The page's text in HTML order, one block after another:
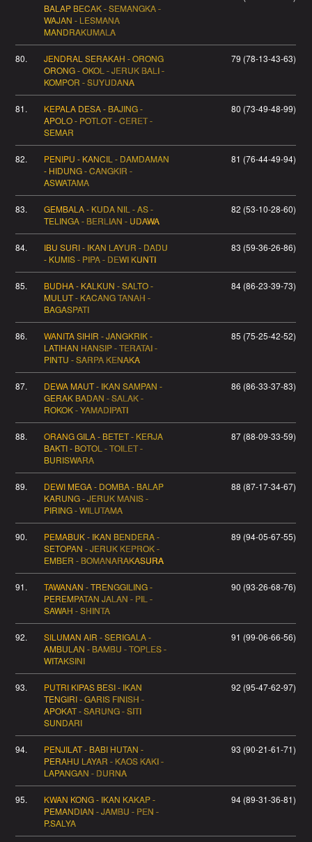
BALAP BECAK - SEMANGKA -
WAJAN - LESMANA
MANDRAKUMALA
80.
JENDRAL SERAKAH - ORONG
ORONG - OKOL - JERUK BALI -
KOMPOR - SUYUDANA
79 (78-13-43-63)
81.
KEPALA DESA - BAJING -
APOLO - POTLOT - CERET -
SEMAR
80 (73-49-48-99)
82.
PENIPU - KANCIL - DAMDAMAN
- HIDUNG - CANGKIR -
ASWATAMA
81 (76-44-49-94)
83.
GEMBALA - KUDA NIL - AS -
TELINGA - BERLIAN - UDAWA
82 (53-10-28-60)
84.
IBU SURI - IKAN LAYUR - DADU
- KUMIS - PIPA - DEWI KUNTI
83 (59-36-26-86)
85.
BUDHA - KALKUN - SALTO -
MULUT - KACANG TANAH -
BAGASPATI
84 (86-23-39-73)
86.
WANITA SIHIR - JANGKRIK -
LATIHAN HANSIP - TERATAI -
PINTU - SARPA KENAKA
85 (75-25-42-52)
87.
DEWA MAUT - IKAN SAMPAN -
GERAK BADAN - SALAK -
ROKOK - YAMADIPATI
86 (86-33-37-83)
88.
ORANG GILA - BETET - KERJA
BAKTI - BOTOL - TOILET -
BURISWARA
87 (88-09-33-59)
89.
DEWI MEGA - DOMBA - BALAP
KARUNG - JERUK MANIS -
PIRING - WILUTAMA
88 (87-17-34-67)
90.
PEMABUK - IKAN BENDERA -
SETOPAN - JERUK KEPROK -
EMBER - BOMANARAKASURA
89 (94-05-67-55)
91.
TAWANAN - TRENGGILING -
PEREMPATAN JALAN - PIL -
SAWAH - SHINTA
90 (93-26-68-76)
92.
SILUMAN AIR - SERIGALA -
AMBULAN - BAMBU - TOPLES -
WITAKSINI
91 (99-06-66-56)
93.
PUTRI KIPAS BESI - IKAN
TENGIRI - GARIS FINISH -
APOKAT - SARUNG - SITI
SUNDARI
92 (95-47-62-97)
94.
PENJILAT - BABI HUTAN -
PERAHU LAYAR - KAOS KAKI -
LAPANGAN - DURNA
93 (90-21-61-71)
95.
KWAN KONG - IKAN KAKAP -
PEMANDIAN - JAMBU - PEN -
P.SALYA
94 (89-31-36-81)